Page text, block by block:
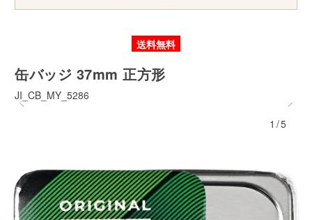
送料無料
缶バッジ 37mm 正方形
JI_CB_MY_5286
1/5